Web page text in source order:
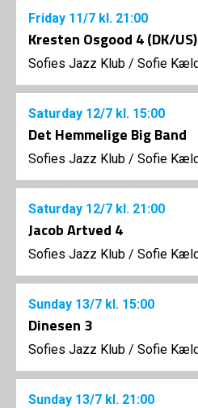
Friday 11/7 kl. 21:00
Kresten Osgood 4 (DK/US)
Sofies Jazz Klub / Sofie
Saturday 12/7 kl. 15:00
Det Hemmelige Big Band
Sofies Jazz Klub / Sofie
Saturday 12/7 kl. 21:00
Jacob Artved 4
Sofies Jazz Klub / Sofie
Sunday 13/7 kl. 15:00
Dinesen 3
Sofies Jazz Klub / Sofie
Sunday 13/7 kl. 21:00